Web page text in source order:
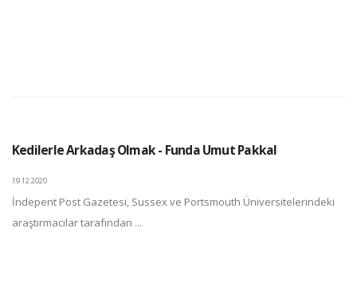
Kedilerle Arkadaş Olmak - Funda Umut Pakkal
19.12.2020
İndepent Post Gazetesi, Sussex ve Portsmouth Üniversitelerindeki
araştırmacılar tarafından ...